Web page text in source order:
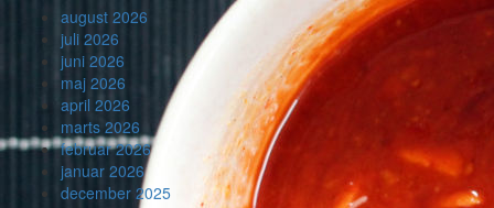
august 2026
juli 2026
juni 2026
maj 2026
april 2026
marts 2026
februar 2026
januar 2026
december 2025